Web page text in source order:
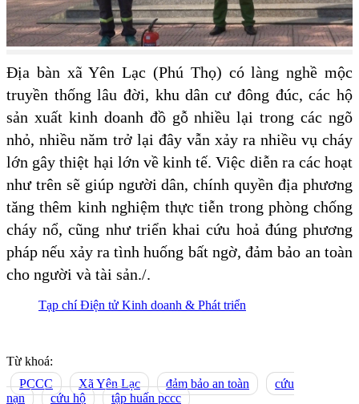
Địa bàn xã Yên Lạc (Phú Thọ) có làng nghề mộc
truyền thống lâu đời, khu dân cư đông đúc, các hộ
sản xuất kinh doanh đồ gỗ nhiều lại trong các ngõ
nhỏ, nhiều năm trở lại đây vẫn xảy ra nhiều vụ cháy
lớn gây thiệt hại lớn về kinh tế. Việc diễn ra các hoạt
như trên sẽ giúp người dân, chính quyền địa phương
tăng thêm kinh nghiệm thực tiễn trong phòng chống
cháy nổ, cũng như triển khai cứu hoả đúng phương
pháp nếu xảy ra tình huống bất ngờ, đảm bảo an toàn
cho người và tài sản./.
Tạp chí Điện tử Kinh doanh & Phát triển
Từ khoá:
PCCC
Xã Yên Lạc đảm bảo an toàn
cứu
nạn
cứu hộ tập huấn pccc